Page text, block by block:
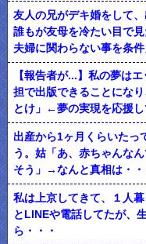
友人の兄がデキ婚をして
誰もが友母を冷たい目で
夫婦に関わらない事を条
【報告者が...】私の夢は
担で出版できることにな
とけ」←夢の実現を応援し
出産から1ヶ月くらいたっ
う。姑「あ、赤ちゃんな
そう」→なんと真相は・・
私は上京してきて、１人
とLINEや電話してたが、
ら・・・